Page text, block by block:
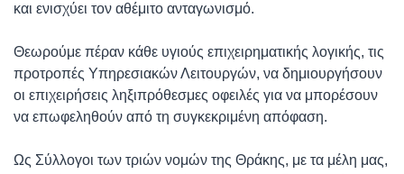
και ενισχύει τον αθέμιτο ανταγωνισμό.
Θεωρούμε πέραν κάθε υγιούς επιχειρηματικής λογικής, τις
προτροπές Υπηρεσιακών Λειτουργών, να δημιουργήσουν
οι επιχειρήσεις ληξιπρόθεσμες οφειλές για να μπορέσουν
να επωφεληθούν από τη συγκεκριμένη απόφαση.
Ως Σύλλογοι των τριών νομών της Θράκης, με τα μέλη μας,